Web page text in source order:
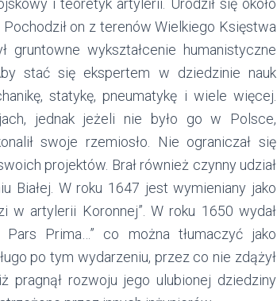
i teoretyk artylerii. Urodził się około
Pochodził on z terenów Wielkiego Księstwa
gruntowne wykształcenie humanistyczne
stać się ekspertem w dziedzinie nauk
statykę, pneumatykę i wiele więcej.
jednak jeżeli nie było go w Polsce,
swoje rzemiosło. Nie ograniczał się
projektów. Brał również czynny udział
Białej. W roku 1647 jest wymieniany jako
w artylerii Koronnej”. W roku 1650 wydał
Prima…” co można tłumaczyć jako
po tym wydarzeniu, przez co nie zdążył
pragnął rozwoju jego ulubionej dziedziny